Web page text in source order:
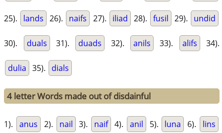
25). lands 26). naifs 27). iliad 28). fusil 29). undid
30). duals 31). duads 32). anils 33). alifs 34).
dulia 35). dials
4 letter Words made out of disdainful
1). anus 2). nail 3). naif 4). anil 5). luna 6). lins